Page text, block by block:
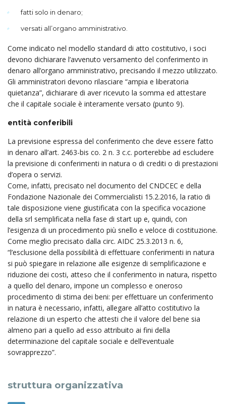
fatti solo in denaro;
versati all’organo amministrativo.
Come indicato nel modello standard di atto costitutivo, i soci
devono dichiarare l’avvenuto versamento del conferimento in
denaro all’organo amministrativo, precisando il mezzo utilizzato.
Gli amministratori devono rilasciare “ampia e liberatoria
quietanza”, dichiarare di aver ricevuto la somma ed attestare
che il capitale sociale è interamente versato (punto 9).
entità conferibili
La previsione espressa del conferimento che deve essere fatto
in denaro all’art. 2463-bis co. 2 n. 3 c.c. porterebbe ad escludere
la previsione di conferimenti in natura o di crediti o di prestazioni
d’opera o servizi.
Come, infatti, precisato nel documento del CNDCEC e della
Fondazione Nazionale dei Commercialisti 15.2.2016, la ratio di
tale disposizione viene giustificata con la specifica vocazione
della srl semplificata nella fase di start up e, quindi, con
l’esigenza di un procedimento più snello e veloce di costituzione.
Come meglio precisato dalla circ. AIDC 25.3.2013 n. 6,
“l’esclusione della possibilità di effettuare conferimenti in natura
si può spiegare in relazione alle esigenze di semplificazione e
riduzione dei costi, atteso che il conferimento in natura, rispetto
a quello del denaro, impone un complesso e oneroso
procedimento di stima dei beni: per effettuare un conferimento
in natura è necessario, infatti, allegare all’atto costitutivo la
relazione di un esperto che attesti che il valore del bene sia
almeno pari a quello ad esso attribuito ai fini della
determinazione del capitale sociale e dell’eventuale
sovrapprezzo”.
struttura organizzativa